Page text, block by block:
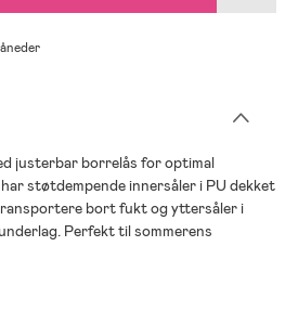
justerbar borrelås for optimal
støtdempende innersåler i PU dekket
bort fukt og yttersåler i
Perfekt til sommerens